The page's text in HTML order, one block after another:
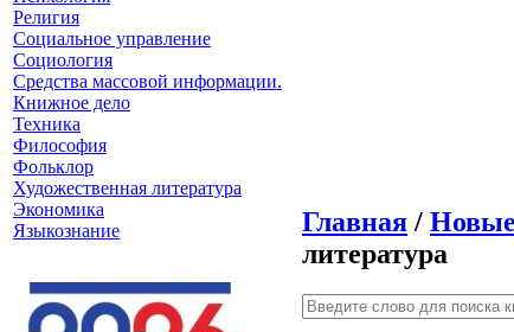
Религия
Социальное управление
Социология
Средства массовой информации.
Книжное дело
Техника
Философия
Фольклор
Художественная литература
Экономика
Языкознание
Главная /
литература